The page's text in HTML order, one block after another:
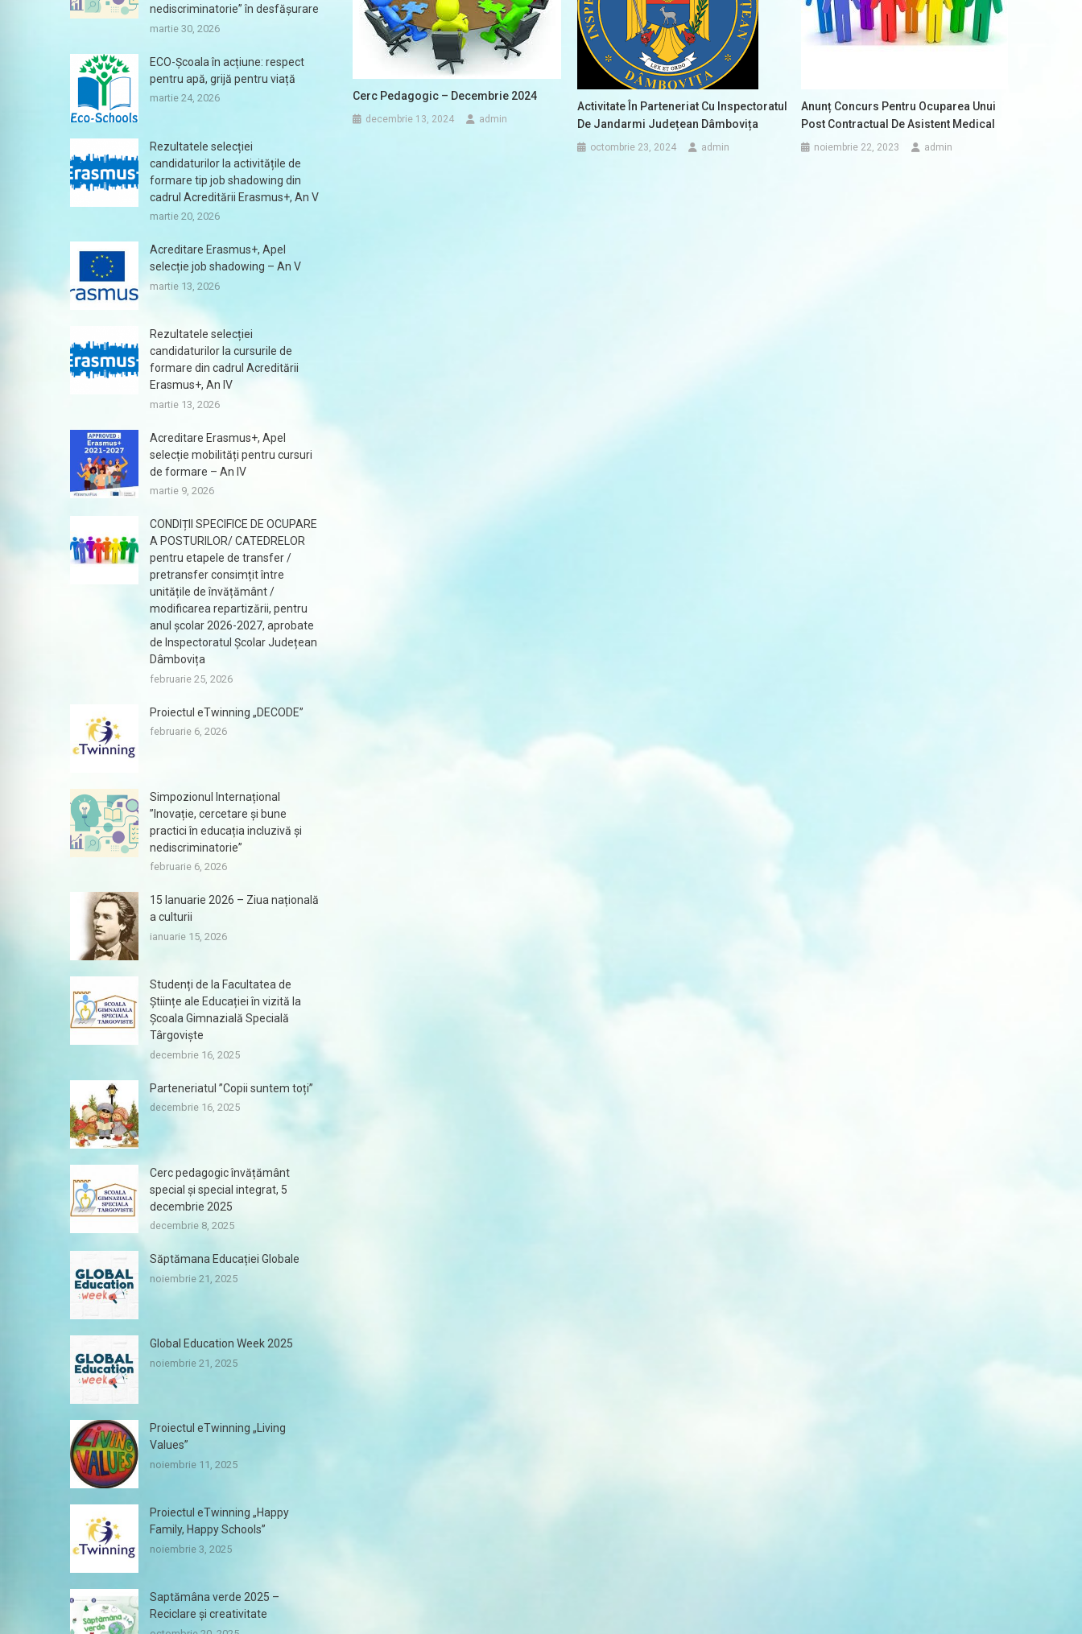
Cerc Pedagogic – Decembrie 2024
decembrie 13, 2024 admin
Activitate În Parteneriat Cu Inspectoratul
De Jandarmi Județean Dâmbovița
octombrie 23, 2024 admin
Anunț Concurs Pentru Ocuparea Unui
Post Contractual De Asistent Medical
noiembrie 22, 2023 admin
nediscriminatorie” în desfășurare
martie 30, 2026
ECO-Școala în acțiune: respect
pentru apă, grijă pentru viață
martie 24, 2026
Rezultatele selecției
candidaturilor la activitățile de
formare tip job shadowing din
cadrul Acreditării Erasmus+, An V
martie 20, 2026
Acreditare Erasmus+, Apel
selecție job shadowing – An V
martie 13, 2026
Rezultatele selecției
candidaturilor la cursurile de
formare din cadrul Acreditării
Erasmus+, An IV
martie 13, 2026
Acreditare Erasmus+, Apel
selecție mobilități pentru cursuri
de formare – An IV
martie 9, 2026
CONDIȚII SPECIFICE DE OCUPARE
A POSTURILOR/ CATEDRELOR
pentru etapele de transfer /
pretransfer consimțit între
unitățile de învățământ /
modificarea repartizării, pentru
anul școlar 2026-2027, aprobate
de Inspectoratul Școlar Județean
Dâmbovița
februarie 25, 2026
Proiectul eTwinning „DECODE”
februarie 6, 2026
Simpozionul Internațional
”Inovație, cercetare și bune
practici în educația incluzivă și
nediscriminatorie”
februarie 6, 2026
15 Ianuarie 2026 – Ziua națională
a culturii
ianuarie 15, 2026
Studenți de la Facultatea de
Științe ale Educației în vizită la
Școala Gimnazială Specială
Târgoviște
decembrie 16, 2025
Parteneriatul ”Copii suntem toți”
decembrie 16, 2025
Cerc pedagogic învățământ
special și special integrat, 5
decembrie 2025
decembrie 8, 2025
Săptămana Educației Globale
noiembrie 21, 2025
Global Education Week 2025
noiembrie 21, 2025
Proiectul eTwinning „Living
Values”
noiembrie 11, 2025
Proiectul eTwinning „Happy
Family, Happy Schools”
noiembrie 3, 2025
Saptămâna verde 2025 –
Reciclare și creativitate